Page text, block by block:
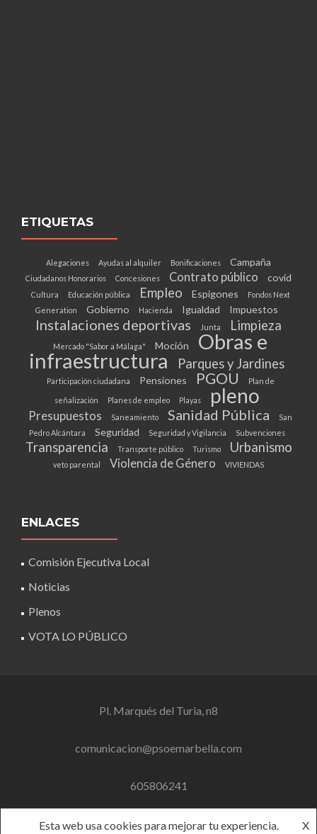
ETIQUETAS
Alegaciones Ayudas al alquiler Bonificaciones Campaña
Ciudadanos Honorarios Concesiones Contrato público covid
Cultura Educación pública Empleo Espigones
Fondos Next
Generation
Gobierno Hacienda Igualdad Impuestos
Instalaciones deportivas Junta Limpieza
Mercado "Sabor a Málaga" Moción Obras e
infraestructura Parques y Jardines
Participación ciudadana Pensiones PGOU Plan de
señalización Planes de empleo Playas pleno
Presupuestos Saneamiento Sanidad Pública
San
Pedro Alcántara
Seguridad Seguridad y Vigilancia Subvenciones
Transparencia Transporte público Turismo Urbanismo
veto parental Violencia de Género VIVIENDAS
ENLACES
Comisión Ejecutiva Local
Noticias
Plenos
VOTA LO PÚBLICO
Pl. Marqués del Turia, n8
comunicacion@psoemarbella.com
605806241
Esta web usa cookies para mejorar tu experiencia. X